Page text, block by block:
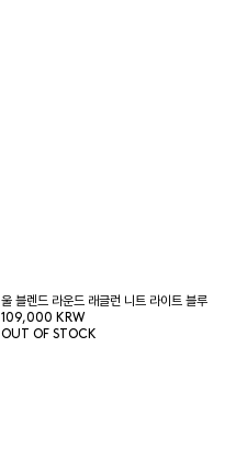
울 블렌드 라운드 래글런 니트 라이트 블루
109,000 KRW
OUT OF STOCK